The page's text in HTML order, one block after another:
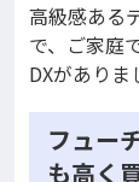
高級感ある
で、ご家庭
DXがありま
フュー
も高く